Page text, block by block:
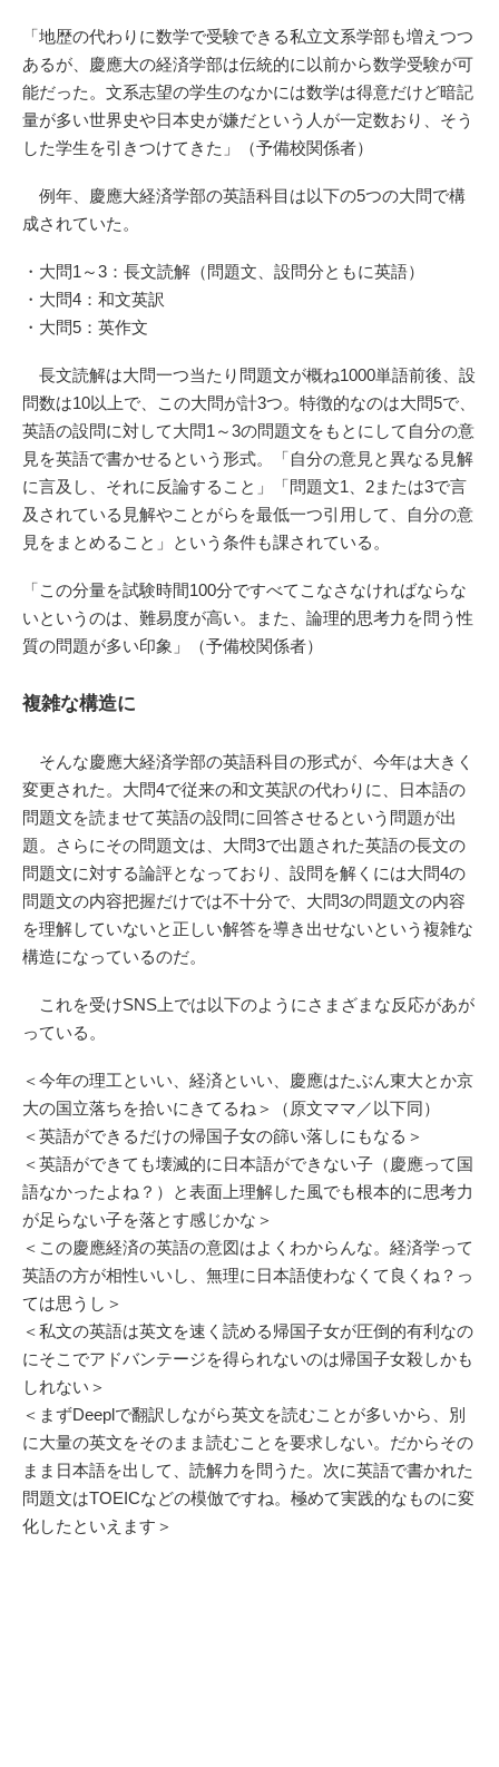
「地歴の代わりに数学で受験できる私立文系学部も増えつつ
あるが、慶應大の経済学部は伝統的に以前から数学受験が可
能だった。文系志望の学生のなかには数学は得意だけど暗記
量が多い世界史や日本史が嫌だという人が一定数おり、そう
した学生を引きつけてきた」（予備校関係者）
例年、慶應大経済学部の英語科目は以下の5つの大問で構
成されていた。
・大問1～3：長文読解（問題文、設問分ともに英語）
・大問4：和文英訳
・大問5：英作文
長文読解は大問一つ当たり問題文が概ね1000単語前後、設
問数は10以上で、この大問が計3つ。特徴的なのは大問5で、
英語の設問に対して大問1～3の問題文をもとにして自分の意
見を英語で書かせるという形式。「自分の意見と異なる見解
に言及し、それに反論すること」「問題文1、2または3で言
及されている見解やことがらを最低一つ引用して、自分の意
見をまとめること」という条件も課されている。
「この分量を試験時間100分ですべてこなさなければならな
いというのは、難易度が高い。また、論理的思考力を問う性
質の問題が多い印象」（予備校関係者）
複雑な構造に
そんな慶應大経済学部の英語科目の形式が、今年は大きく
変更された。大問4で従来の和文英訳の代わりに、日本語の
問題文を読ませて英語の設問に回答させるという問題が出
題。さらにその問題文は、大問3で出題された英語の長文の
問題文に対する論評となっており、設問を解くには大問4の
問題文の内容把握だけでは不十分で、大問3の問題文の内容
を理解していないと正しい解答を導き出せないという複雑な
構造になっているのだ。
これを受けSNS上では以下のようにさまざまな反応があが
っている。
＜今年の理工といい、経済といい、慶應はたぶん東大とか京
大の国立落ちを拾いにきてるね＞（原文ママ／以下同）
＜英語ができるだけの帰国子女の篩い落しにもなる＞
＜英語ができても壊滅的に日本語ができない子（慶應って国
語なかったよね？）と表面上理解した風でも根本的に思考力
が足らない子を落とす感じかな＞
＜この慶應経済の英語の意図はよくわからんな。経済学って
英語の方が相性いいし、無理に日本語使わなくて良くね？っ
ては思うし＞
＜私文の英語は英文を速く読める帰国子女が圧倒的有利なの
にそこでアドバンテージを得られないのは帰国子女殺しかも
しれない＞
＜まずDeeplで翻訳しながら英文を読むことが多いから、別
に大量の英文をそのまま読むことを要求しない。だからその
まま日本語を出して、読解力を問うた。次に英語で書かれた
問題文はTOEICなどの模倣ですね。極めて実践的なものに変
化したといえます＞